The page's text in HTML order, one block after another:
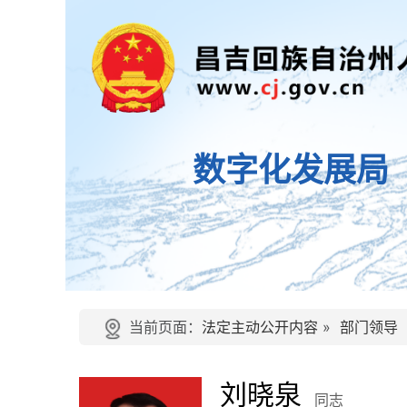
数字化发展局
当前页面： 法定主动公开内容 » 部门领导
刘晓泉 同志